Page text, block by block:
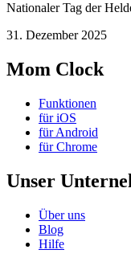
Nationaler Tag der
31. Dezember 2025
Mom Clock
Funktionen
für iOS
für Android
für Chrome
Unser
Über uns
Blog
Hilfe